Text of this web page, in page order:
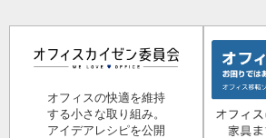
オフィスの快適を維持
する小さな取り組み。
アイデアレシピを公開